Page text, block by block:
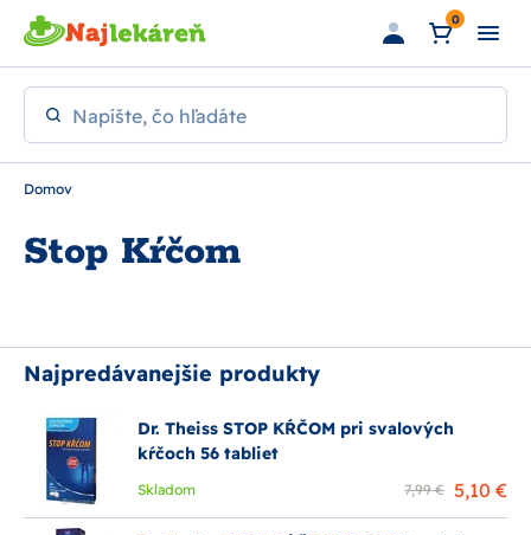
Preskočiť na hlavný obsah 0
Napíšte, čo hľadáte
Domov
Stop Kŕčom
Najpredávanejšie produkty
Dr. Theiss STOP KŔČOM pri svalových
kŕčoch 56 tabliet
Skladom 7,99 € 5,10 €